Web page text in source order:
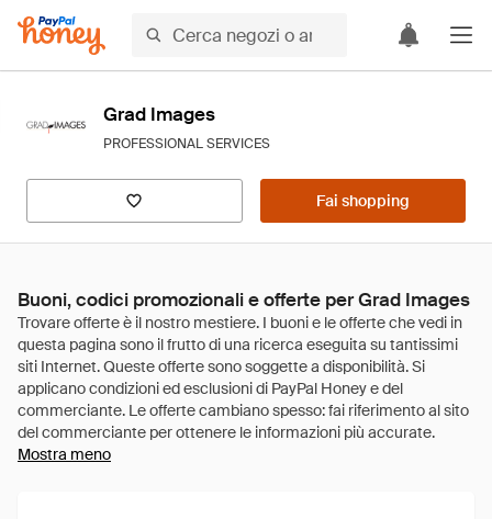
Grad Images
PROFESSIONAL SERVICES
Fai shopping
Buoni, codici promozionali e offerte per Grad Images
Mostra meno